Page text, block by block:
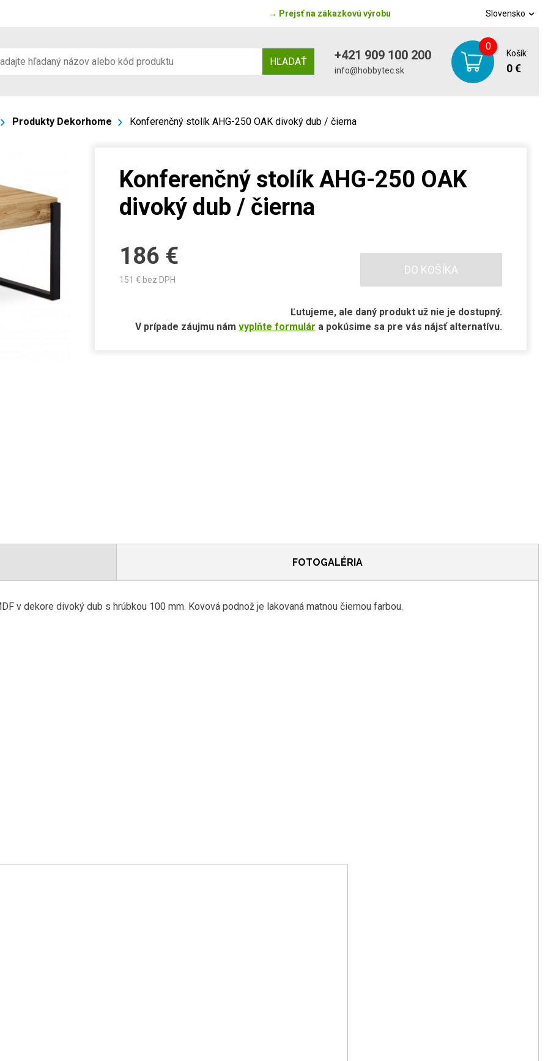
→ Prejsť na zákazkovú výrobu Slovensko
HĽADAŤ +421 909 100 200
info@hobbytec.sk
0
Košík
0 €
Produkty Dekorhome Konferenčný stolík AHG-250 OAK divoký dub / čierna
Konferenčný stolík AHG-250 OAK
divoký dub / čierna
186 €
151 € bez DPH
DO KOŠÍKA
Ľutujeme, ale daný produkt už nie je dostupný.
V prípade záujmu nám vyplňte formulár a pokúsime sa pre vás nájsť alternatívu.
FOTOGALÉRIA
v dekore divoký dub s hrúbkou 100 mm. Kovová podnož je lakovaná matnou čiernou farbou.